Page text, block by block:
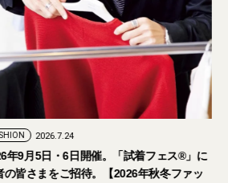
ェア】パリ発「イジ
キャットストリート
2026年9月5日・6
読者の皆さまをご